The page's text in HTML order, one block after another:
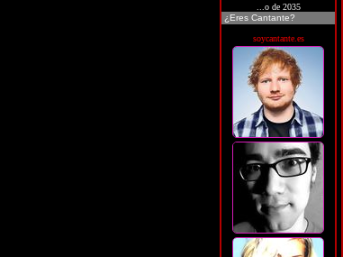
...o de 2035
¿Eres Cantante?
soycantante.es